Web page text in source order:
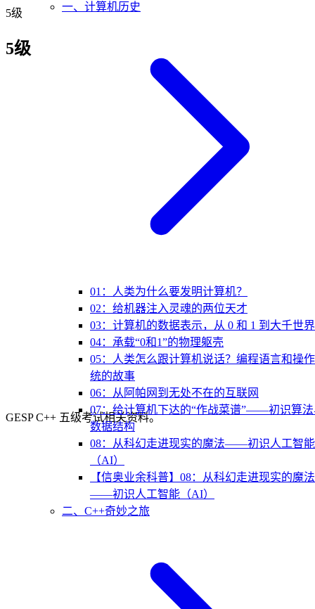
一、计算机历史
01：人类为什么要发明计算机？
02：给机器注入灵魂的两位天才
03：计算机的数据表示，从 0 和 1 到大千世界
04：承载“0和1”的物理躯壳
05：人类怎么跟计算机说话？编程语言和操
统的故事
06：从阿帕网到无处不在的互联网
07：给计算机下达的“作战菜谱”——初识算
数据结构
08：从科幻走进现实的魔法——初识人工智能
（AI）
【信奥业余科普】08：从科幻走进现实的魔法
——初识人工智能（AI）
二、C++奇妙之旅
5级
5级
GESP C++ 五级考试相关资料。